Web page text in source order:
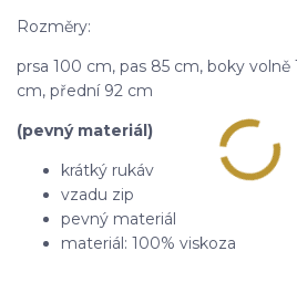
Rozměry:
prsa 100 cm, pas 85 cm, boky
cm, přední 92 cm
(pevný materiál)
krátký rukáv
vzadu zip
pevný materiál
materiál: 100% viskoza